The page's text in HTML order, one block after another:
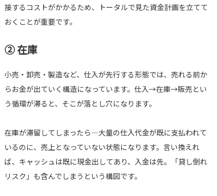
接するコストがかかるため、トータルで見た資金計画を立てて
おくことが重要です。
② 在庫
小売・卸売・製造など、仕入が先行する形態では、売れる前か
らお金が出ていく構造になっています。仕入→在庫→販売とい
う循環が滞ると、そこが落とし穴になります。
在庫が滞留してしまったら―大量の仕入代金が既に支払われて
いるのに、売上となっていない状態になります。言い換えれ
ば、キャッシュは既に現金出してあり、入金は先。「貸し倒れ
リスク」も含んでしまうという構図です。